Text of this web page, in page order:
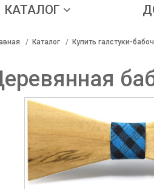
КАТАЛОГ
Каталог Купить галстуки-